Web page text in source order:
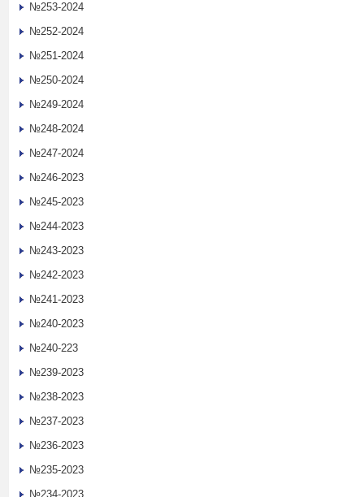
№253-2024
№252-2024
№251-2024
№250-2024
№249-2024
№248-2024
№247-2024
№246-2023
№245-2023
№244-2023
№243-2023
№242-2023
№241-2023
№240-2023
№240-223
№239-2023
№238-2023
№237-2023
№236-2023
№235-2023
№234-2023